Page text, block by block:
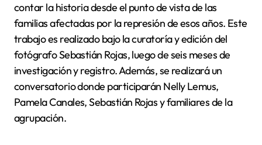
contar la historia desde el punto de vista de las
familias afectadas por la represión de esos años. Este
trabajo es realizado bajo la curatoría y edición del
fotógrafo Sebastián Rojas, luego de seis meses de
investigación y registro. Además, se realizará un
conversatorio donde participarán Nelly Lemus,
Pamela Canales, Sebastián Rojas y familiares de la
agrupación.